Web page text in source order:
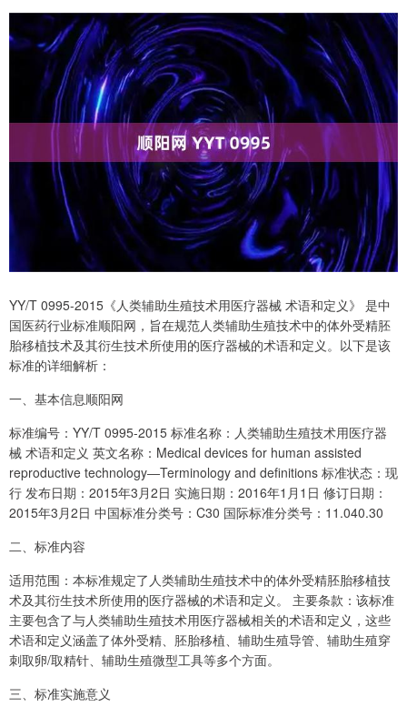
YY/T 0995-2015《人类辅助生殖技术用医疗器械 术语和定义》 是中
国医药行业标准顺阳网，旨在规范人类辅助生殖技术中的体外受精胚
胎移植技术及其衍生技术所使用的医疗器械的术语和定义。以下是该
标准的详细解析：
一、基本信息顺阳网
标准编号：YY/T 0995-2015 标准名称：人类辅助生殖技术用医疗器
械 术语和定义 英文名称：Medical devices for human assisted
reproductive technology―Terminology and definitions 标准状态：现
行 发布日期：2015年3月2日 实施日期：2016年1月1日 修订日期：
2015年3月2日 中国标准分类号：C30 国际标准分类号：11.040.30
二、标准内容
适用范围：本标准规定了人类辅助生殖技术中的体外受精胚胎移植技
术及其衍生技术所使用的医疗器械的术语和定义。 主要条款：该标准
主要包含了与人类辅助生殖技术用医疗器械相关的术语和定义，这些
术语和定义涵盖了体外受精、胚胎移植、辅助生殖导管、辅助生殖穿
刺取卵/取精针、辅助生殖微型工具等多个方面。
三、标准实施意义